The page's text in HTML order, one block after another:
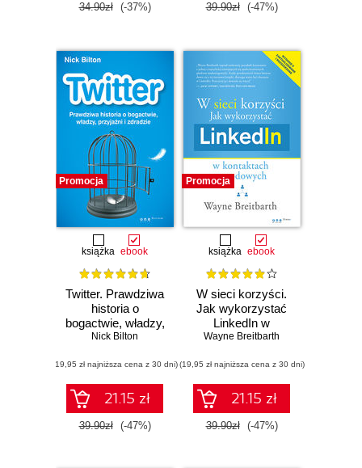
34.90zł (-37%) 39.90zł (-47%)
Promocja
książka ebook
Twitter. Prawdziwa
historia o
bogactwie, władzy,
przyjaźni i zdradzie
Nick Bilton
(19,95 zł najniższa cena z 30 dni)
21.15 zł
39.90zł (-47%)
Promocja
książka ebook
W sieci korzyści.
Jak wykorzystać
LinkedIn w
kontaktach
Wayne Breitbarth
(19,95 zł najniższa cena z 30 dni)
21.15 zł
39.90zł (-47%)